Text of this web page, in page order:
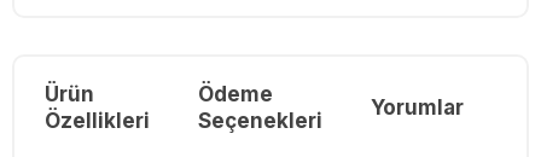
Ürün
Özellikleri
Ödeme
Seçenekleri
Yorumlar